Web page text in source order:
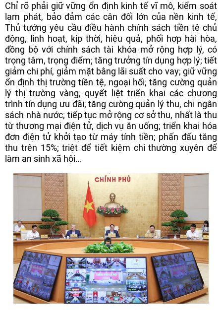
Chỉ rõ phải giữ vững ổn định kinh tế vĩ mô, kiểm soát
lạm phát, bảo đảm các cân đối lớn của nền kinh tế,
Thủ tướng yêu cầu điều hành chính sách tiền tệ chủ
động, linh hoạt, kịp thời, hiệu quả, phối hợp hài hòa,
đồng bộ với chính sách tài khóa mở rộng hợp lý, có
trọng tâm, trọng điểm; tăng trưởng tín dụng hợp lý; tiết
giảm chi phí, giảm mặt bằng lãi suất cho vay; giữ vững
ổn định thị trường tiền tệ, ngoại hối; tăng cường quản
lý thị trường vàng; quyết liệt triển khai các chương
trình tín dụng ưu đãi; tăng cường quản lý thu, chi ngân
sách nhà nước; tiếp tục mở rộng cơ sở thu, nhất là thu
từ thương mại điện tử, dịch vụ ăn uống; triển khai hóa
đơn điện tử khởi tạo từ máy tính tiền; phấn đấu tăng
thu trên 15%; triệt để tiết kiệm chi thường xuyên để
làm an sinh xã hội…